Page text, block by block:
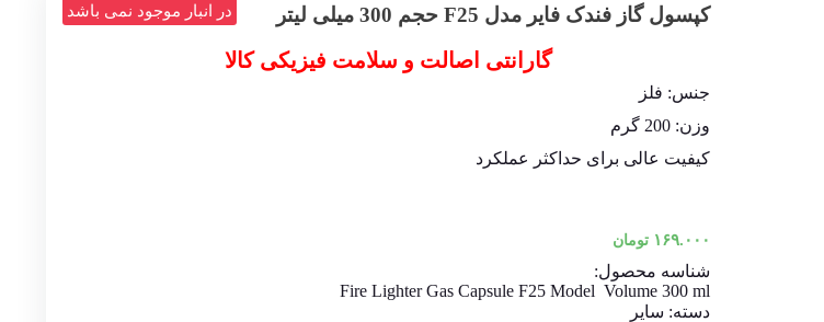
کپسول گاز فندک فایر مدل F25 حجم 300 میلی لیتر
گارانتی اصالت و سلامت فیزیکی کالا
جنس: فلز
وزن:200 گرم
کیفیت عالی برای حداکثر عملکرد
۱۶۹.۰۰۰ تومان
در انبار موجود نمی باشد
شناسه محصول:
Fire Lighter Gas Capsule F25 Model Volume 300 ml
دسته: سایر